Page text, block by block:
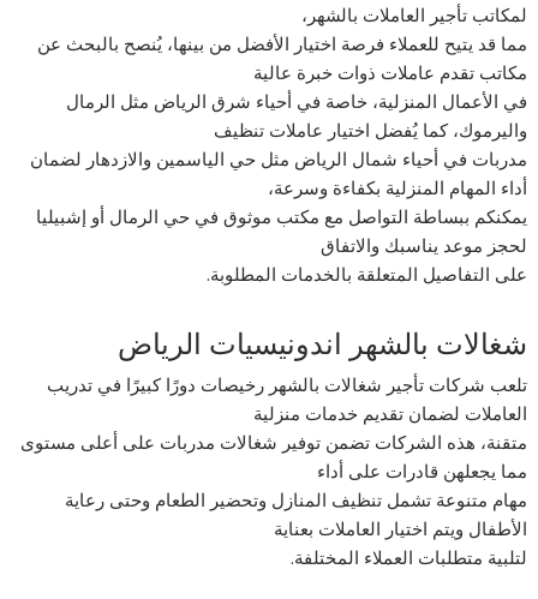
لمكاتب تأجير العاملات بالشهر،
مما قد يتيح للعملاء فرصة اختيار الأفضل من بينها، يُنصح بالبحث عن
مكاتب تقدم عاملات ذوات خبرة عالية
في الأعمال المنزلية، خاصة في أحياء شرق الرياض مثل الرمال
واليرموك، كما يُفضل اختيار عاملات تنظيف
مدربات في أحياء شمال الرياض مثل حي الياسمين والازدهار لضمان
أداء المهام المنزلية بكفاءة وسرعة،
يمكنكم ببساطة التواصل مع مكتب موثوق في حي الرمال أو إشبيليا
لحجز موعد يناسبك والاتفاق
على التفاصيل المتعلقة بالخدمات المطلوبة.
شغالات بالشهر اندونيسيات الرياض
تلعب شركات تأجير شغالات بالشهر رخيصات دورًا كبيرًا في تدريب
العاملات لضمان تقديم خدمات منزلية
متقنة، هذه الشركات تضمن توفير شغالات مدربات على أعلى مستوى
مما يجعلهن قادرات على أداء
مهام متنوعة تشمل تنظيف المنازل وتحضير الطعام وحتى رعاية
الأطفال ويتم اختيار العاملات بعناية
لتلبية متطلبات العملاء المختلفة.